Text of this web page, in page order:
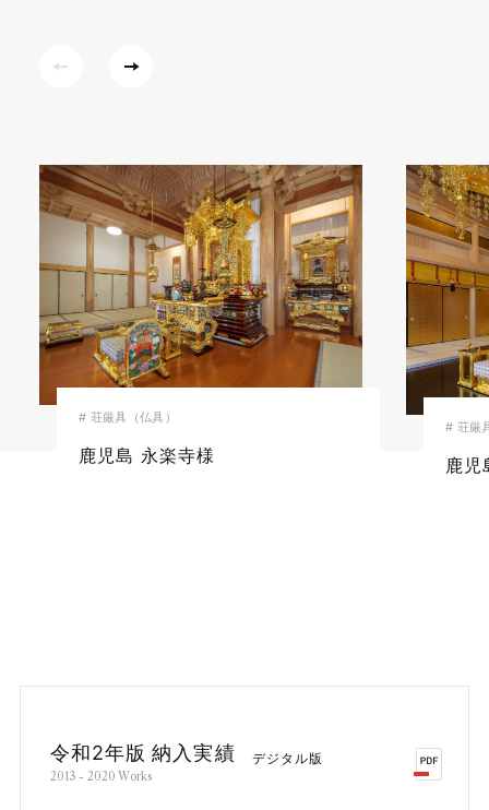
# 荘厳具（仏具）
鹿児島 永楽寺様
# 荘厳
鹿児
令和2年版 納 入実績 デジ タ ル版
2013 - 2020 Works